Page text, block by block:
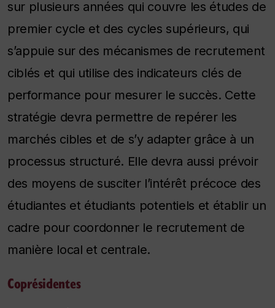
sur plusieurs années qui couvre les études de
premier cycle et des cycles supérieurs, qui
s’appuie sur des mécanismes de recrutement
ciblés et qui utilise des indicateurs clés de
performance pour mesurer le succès. Cette
stratégie devra permettre de repérer les
marchés cibles et de s’y adapter grâce à un
processus structuré. Elle devra aussi prévoir
des moyens de susciter l’intérêt précoce des
étudiantes et étudiants potentiels et établir un
cadre pour coordonner le recrutement de
manière local et centrale.
Coprésidentes